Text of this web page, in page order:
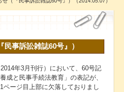
事訴訟雑誌60号』）
年3月刊行）において、60号記
成と民事手続法教育」の表記が、
ページ目上部に欠落しておりまし